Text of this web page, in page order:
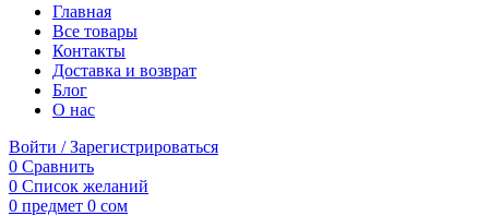
Главная
Все товары
Контакты
Доставка и возврат
Блог
О нас
Войти / Зарегистрироваться
0 Сравнить
0 Список желаний
0 предмет 0 сом